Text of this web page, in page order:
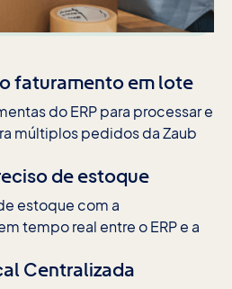
faturamento em lote
do ERP para processar e
múltiplos pedidos da Zaub
de estoque
estoque com a
tempo real entre o ERP e a
Centralizada